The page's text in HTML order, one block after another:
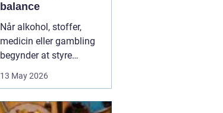
balance
Når alkohol, stoffer,
medicin eller gambling
begynder at styre
ikke kun personen med
13 May 2026